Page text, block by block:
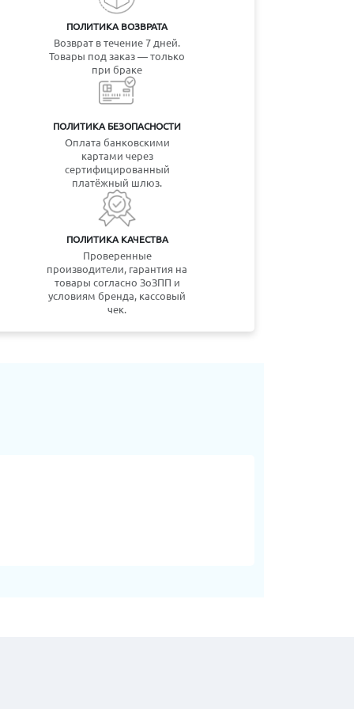
ПОЛИТИКА ВОЗВРАТА
Возврат в течение 7 дней.
Товары под заказ — только
при браке
ПОЛИТИКА БЕЗОПАСНОСТИ
Оплата банковскими
картами через
сертифицированный
платёжный шлюз.
ПОЛИТИКА КАЧЕСТВА
Проверенные
производители, гарантия на
товары согласно ЗоЗПП и
условиям бренда, кассовый
чек.